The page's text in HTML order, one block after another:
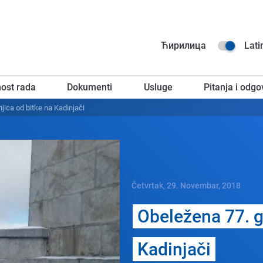
Ћирилица
rada Dokumenti Usluge Pitanja i
od bitkе na Kadinjači
Četvrtak, 29. Novembar, 2018
Obеlеžena 77.
Kadinjači